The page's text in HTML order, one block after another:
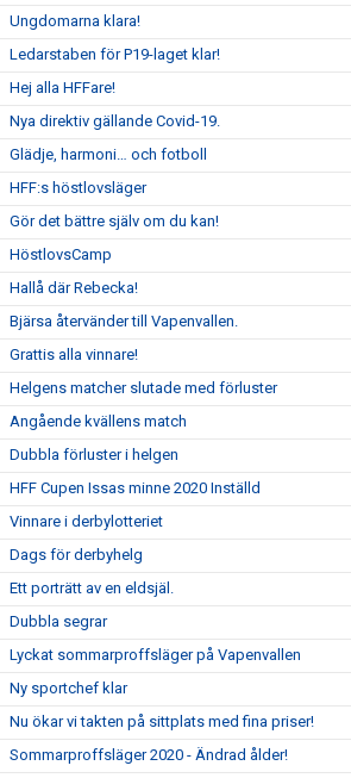
Ungdomarna klara!
Ledarstaben för P19-laget klar!
Hej alla HFFare!
Nya direktiv gällande Covid-19.
Glädje, harmoni… och fotboll
HFF:s höstlovsläger
Gör det bättre själv om du kan!
HöstlovsCamp
Hallå där Rebecka!
Bjärsa återvänder till Vapenvallen.
Grattis alla vinnare!
Helgens matcher slutade med förluster
Angående kvällens match
Dubbla förluster i helgen
HFF Cupen Issas minne 2020 Inställd
Vinnare i derbylotteriet
Dags för derbyhelg
Ett porträtt av en eldsjäl.
Dubbla segrar
Lyckat sommarproffsläger på Vapenvallen
Ny sportchef klar
Nu ökar vi takten på sittplats med fina priser!
Sommarproffsläger 2020 - Ändrad ålder!